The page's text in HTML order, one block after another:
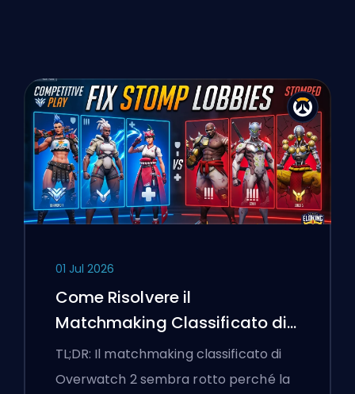
01 Jul 2026
Come Risolvere il
Matchmaking Classificato di
Overwatch 2 e le Lobby a
Senso Unico
TL;DR: Il matchmaking classificato di
Overwatch 2 sembra rotto perché la